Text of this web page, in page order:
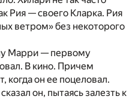
Рия — своего Кларка. Рия
ветром» без некоторого
Марри — первому
В кино. Причем
когда он ее поцеловал.
он, пытаясь залезть к